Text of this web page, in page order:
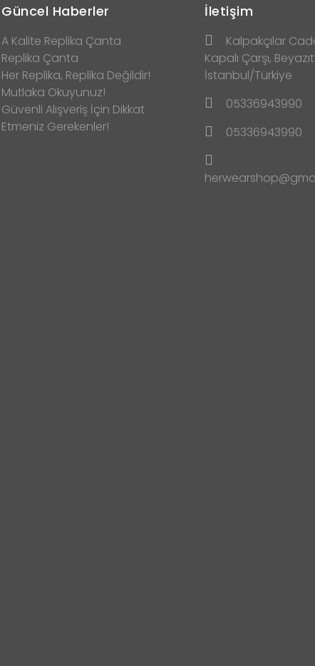
Güncel Haberler
A Kalite Replika Çanta
Replika Çanta
Her Replika, Replika Değildir!
Mutlaka Okuyunuz!
Güvenli Alışveriş İçin Dikkat
Etmeniz Gerekenler!
İletişim
Kalpakçılar
Kapalı Çarşı,
İstanbul/Türkiye
05336943990
05336943990